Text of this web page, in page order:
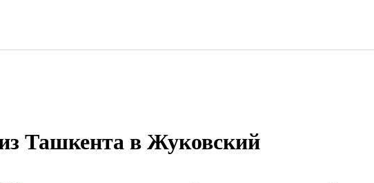
Ташкента в Жуковский